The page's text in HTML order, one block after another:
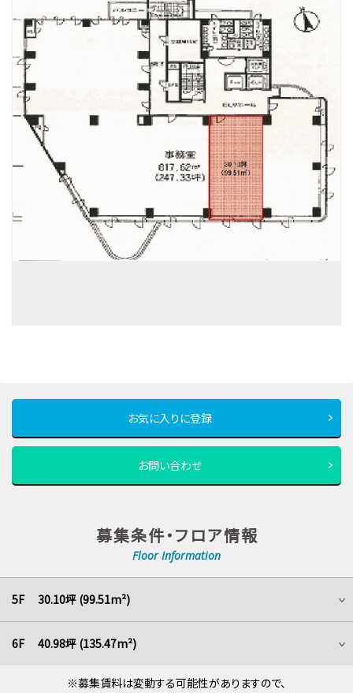
お気に入りに登録
お問い合わせ
募集条件・フロア情報
Floor Information
5F 30.10坪 (99.51m²)
6F 40.98坪 (135.47m²)
※募集賃料は変動する可能性がありますので、